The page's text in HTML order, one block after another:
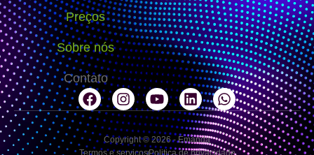
Preços
Sobre nós
Contato
Copyright © 2026 - Emanda